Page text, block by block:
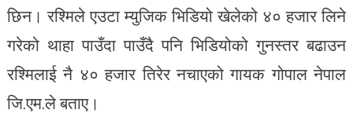
छिन। रश्मिले एउटा म्युजिक भिडियो खेलेको ४० हजार लिने
गरेको थाहा पाउँदा पाउँदै पनि भिडियोको गुनस्तर बढाउन
रश्मिलाई नै ४० हजार तिरेर नचाएको गायक गोपाल नेपाल
जि.एम.ले बताए।